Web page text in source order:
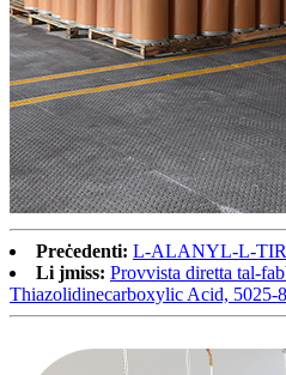
Preċedenti: L-ALANYL-L-
Li jmiss: Provvista diretta tal-
Thiazolidinecarboxylic Acid, 5025-